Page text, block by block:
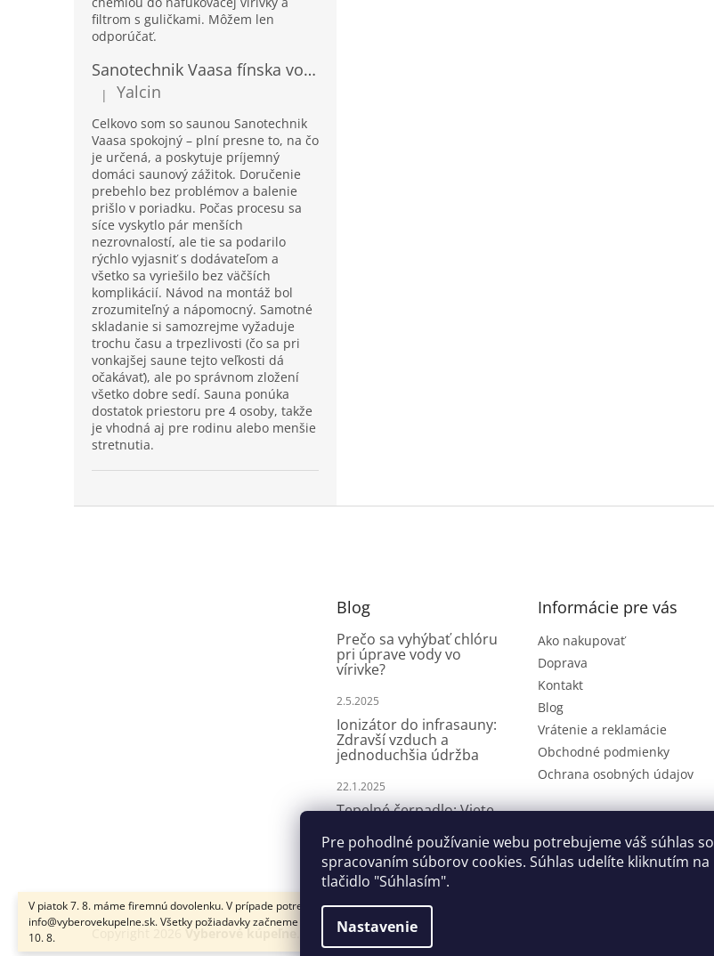
Pre pohodlné používanie webu potrebujeme váš súhlas so
spracovaním súborov cookies. Súhlas udelíte kliknutím na
tlačidlo "Súhlasím".
Nastavenie
V piatok 7. 8. máme firemnú dovolenku. V prípade potreby nám napíšte na
info@vyberovekupelne.sk. Všetky požiadavky začneme vybavovať v pondelok
10. 8.
filtrom s guličkami. Môžem len
odporúčať.
Sanotechnik Vaasa fínska vonkajšia sauna pre 4-5 osôb, 310x230cm
Hodnotenie produktu je 5 z 5 hviezdičiek.
| Yalcin
Celkovo som so saunou Sanotechnik
Vaasa spokojný – plní presne to, na čo
je určená, a poskytuje príjemný
domáci saunový zážitok. Doručenie
prebehlo bez problémov a balenie
prišlo v poriadku. Počas procesu sa
síce vyskytlo pár menších
nezrovnalostí, ale tie sa podarilo
rýchlo vyjasniť s dodávateľom a
všetko sa vyriešilo bez väčších
komplikácií. Návod na montáž bol
zrozumiteľný a nápomocný. Samotné
skladanie si samozrejme vyžaduje
trochu času a trpezlivosti (čo sa pri
vonkajšej saune tejto veľkosti dá
očakávať), ale po správnom zložení
všetko dobre sedí. Sauna ponúka
dostatok priestoru pre 4 osoby, takže
je vhodná aj pre rodinu alebo menšie
stretnutia.
Blog
Prečo sa vyhýbať chlóru
pri úprave vody vo
vírivke?
2.5.2025
Ionizátor do infrasauny:
Zdravší vzduch a
jednoduchšia údržba
22.1.2025
Tepelné čerpadlo: Viete,
fungujú?
8.4.2024
Informácie pre vás
Ako nakupovať
Doprava
Kontakt
Blog
Vrátenie a reklamácie
Obchodné podmienky
Ochrana osobných údajov
Copyright 2026 Výberové kúpeľne . Všetky práva vyhradené.